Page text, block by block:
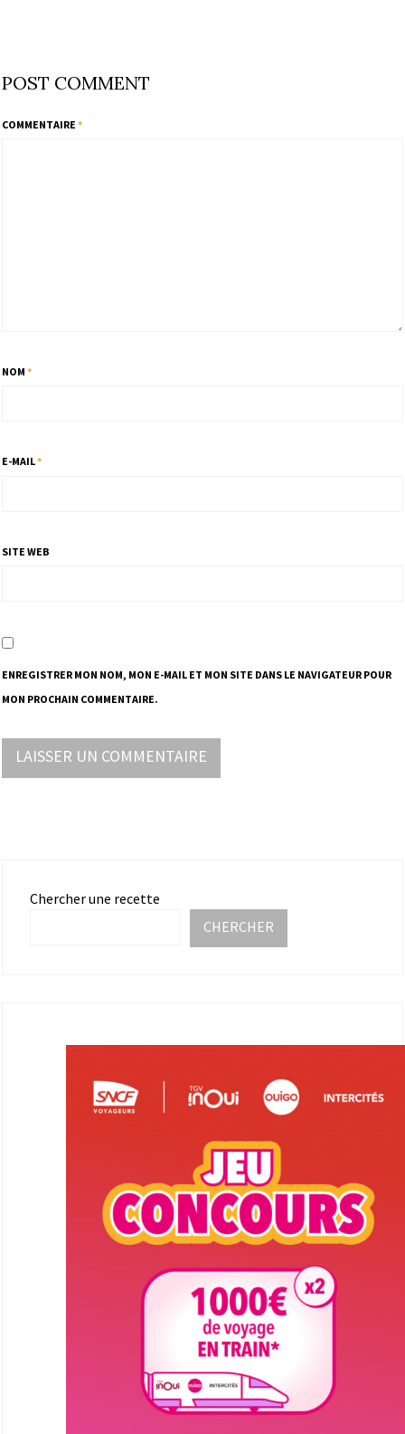
POST COMMENT
COMMENTAIRE *
NOM *
E-MAIL*
SITE WEB
ENREGISTRER MON NOM, MON E-MAIL ET MON SITE DANS LE NAVIGATEUR POUR
MON PROCHAIN COMMENTAIRE.
Chercher une recette
CHERCHER